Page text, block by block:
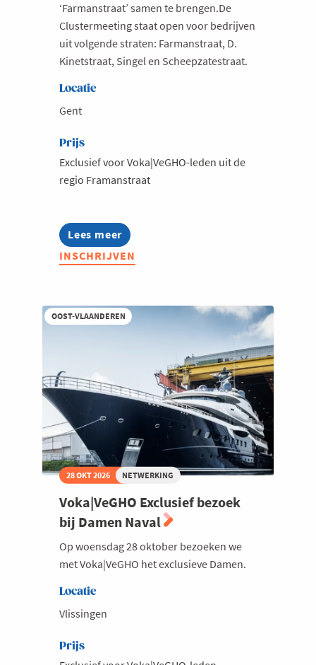
‘Farmanstraat’ samen te brengen.De
Clustermeeting staat open voor bedrijven
uit volgende straten: Farmanstraat, D.
Kinetstraat, Singel en Scheepzatestraat.
Locatie
Gent
Prijs
Exclusief voor Voka|VeGHO-leden uit de
regio Framanstraat
Lees meer
about
Voka|VeGHO
-
INSCHRIJVEN
OOST-VLAANDEREN
28 OKT 2026 NETWERKING
Voka|VeGHO Exclusief bezoek
bij Damen Naval
Op woensdag 28 oktober bezoeken we
met Voka|VeGHO het exclusieve Damen.
Locatie
Vlissingen
Prijs